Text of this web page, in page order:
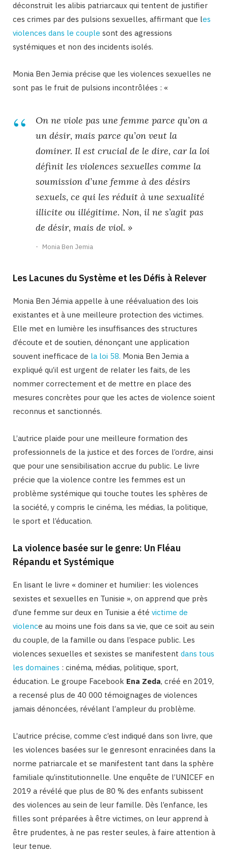
déconstruit les alibis patriarcaux qui tentent de justifier
ces crimes par des pulsions sexuelles, affirmant que les
violences dans le couple sont des agressions
systémiques et non des incidents isolés.
Monia Ben Jemia précise que les violences sexuelles ne
sont pas le fruit de pulsions incontrôlées : «
On ne viole pas une femme parce qu’on a
un désir, mais parce qu’on veut la
dominer. Il est crucial de le dire, car la loi
définit les violences sexuelles comme la
soumission d’une femme à des désirs
sexuels, ce qui les réduit à une sexualité
illicite ou illégitime. Non, il ne s’agit pas
de désir, mais de viol. »
Monia Ben Jemia
Les Lacunes du Système et les Défis à Relever
Monia Ben Jémia appelle à une réévaluation des lois
existantes et à une meilleure protection des victimes.
Elle met en lumière les insuffisances des structures
d’écoute et de soutien, dénonçant une application
souvent inefficace de la loi 58. Monia Ben Jemia a
expliqué qu’il est urgent de relater les faits, de les
nommer correctement et de mettre en place des
mesures concrètes pour que les actes de violence soient
reconnus et sanctionnés.
L’autrice plaide pour une meilleure formation des
professionnels de la justice et des forces de l’ordre, ainsi
que pour une sensibilisation accrue du public. Le livre
précie que la violence contre les femmes est un
problème systémique qui touche toutes les sphères de
la société, y compris le cinéma, les médias, la politique,
le sport et l’éducation.
La violence basée sur le genre: Un Fléau
Répandu et Systémique
En lisant le livre « dominer et humilier: les violences
sexistes et sexuelles en Tunisie », on apprend que près
d’une femme sur deux en Tunisie a été victime de
violence au moins une fois dans sa vie, que ce soit au sein
du couple, de la famille ou dans l’espace public. Les
violences sexuelles et sexistes se manifestent dans tous
les domaines : cinéma, médias, politique, sport,
éducation. Le groupe Facebook Ena Zeda, créé en 2019,
a recensé plus de 40 000 témoignages de violences
jamais dénoncées, révélant l’ampleur du problème.
L’autrice précise, comme c’est indiqué dans son livre, que
les violences basées sur le genresont enracinées dans la
norme patriarcale et se manifestent tant dans la sphère
familiale qu’institutionnelle. Une enquête de l’UNICEF en
2019 a révélé que plus de 80 % des enfants subissent
des violences au sein de leur famille. Dès l’enfance, les
filles sont préparées à être victimes, on leur apprend à
être prudentes, à ne pas rester seules, à faire attention à
leur tenue.